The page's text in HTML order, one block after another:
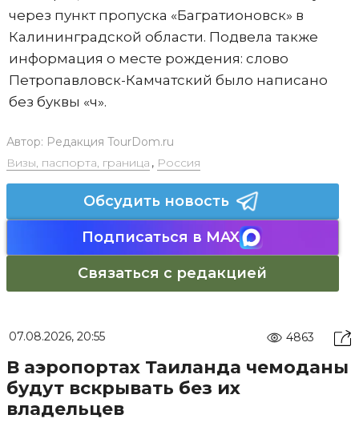
через пункт пропуска «Багратионовск» в
Калининградской области. Подвела также
информация о месте рождения: слово
Петропавловск-Камчатский было написано
без буквы «ч».
Автор: Редакция TourDom.ru
Визы, паспорта, граница , Россия
Обсудить новость
Подписаться в MAX
Связаться с редакцией
07.08.2026, 20:55 4863
В аэропортах Таиланда чемоданы
будут вскрывать без их
владельцев